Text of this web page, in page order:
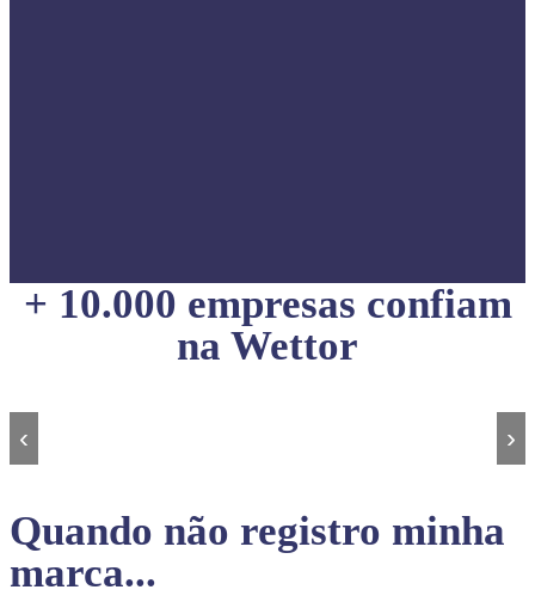
+ 10.000 empresas confiam
na Wettor
‹ ›
Quando não registro minha
marca...